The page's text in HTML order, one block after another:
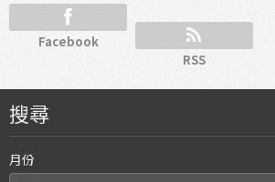
Facebook
RSS
搜尋
月份